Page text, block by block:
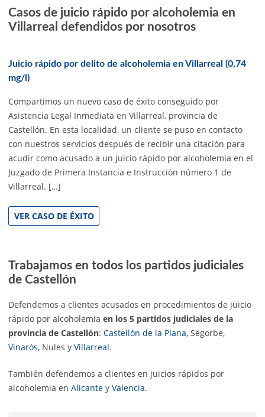
Casos de juicio rápido por alcoholemia en
Villarreal defendidos por nosotros
Juicio rápido por delito de alcoholemia en Villarreal (0,74
mg/l)
Compartimos un nuevo caso de éxito conseguido por
Asistencia Legal Inmediata en Villarreal, provincia de
Castellón. En esta localidad, un cliente se puso en contacto
con nuestros servicios después de recibir una citación para
acudir como acusado a un juicio rápido por alcoholemia en el
Juzgado de Primera Instancia e Instrucción número 1 de
Villarreal. […]
VER CASO DE ÉXITO
Trabajamos en todos los partidos judiciales
de Castellón
Defendemos a clientes acusados en procedimientos de juicio
rápido por alcoholemia en los 5 partidos judiciales de la
provincia de Castellón: Castellón de la Plana, Segorbe,
Vinaròs, Nules y Villarreal.
También defendemos a clientes en juicios rápidos por
alcoholemia en Alicante y Valencia.